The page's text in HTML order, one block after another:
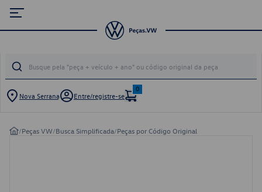
Nova Serrana Entre/registre-se
0
/Peças VW/Busca Simplificada/Peças por Código Original